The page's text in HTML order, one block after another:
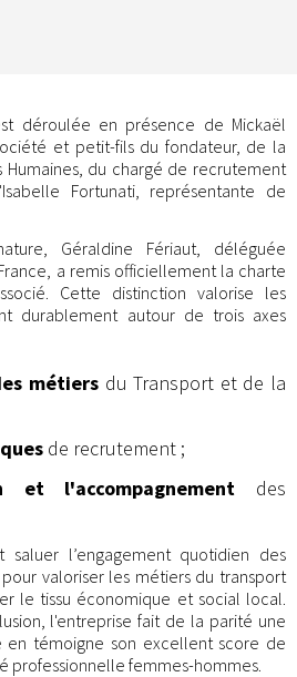
déroulée en présence de Mickaël
et petit-fils du fondateur, de la
Humaines, du chargé de recrutement
Fortunati, représentante de
Géraldine Fériaut, déléguée
a remis officiellement la charte
Cette distinction valorise les
durablement autour de trois axes
métiersdu Transport et de la
de recrutement ;
et l'accompagnement des
saluer l’engagement quotidien des
valoriser les métiers du transport
le tissu économique et social local.
l'entreprise fait de la parité une
témoigne son excellent score de
professionnelle femmes-hommes.